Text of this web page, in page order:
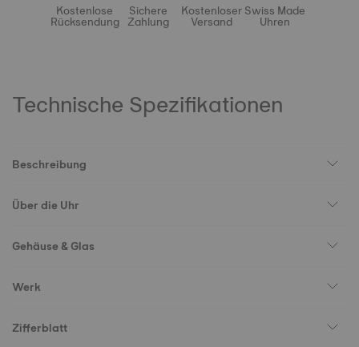
Kostenlose
Rücksendung
Sichere
Zahlung
Kostenloser
Versand
Swiss Made
Uhren
Technische Spezifikationen
Beschreibung
Über die Uhr
Gehäuse & Glas
Werk
Zifferblatt